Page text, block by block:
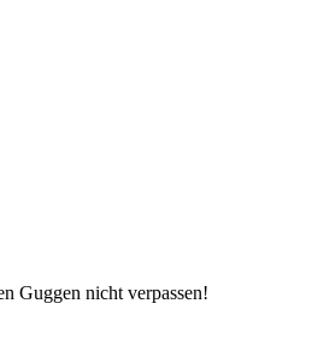
Guggen nicht verpassen!